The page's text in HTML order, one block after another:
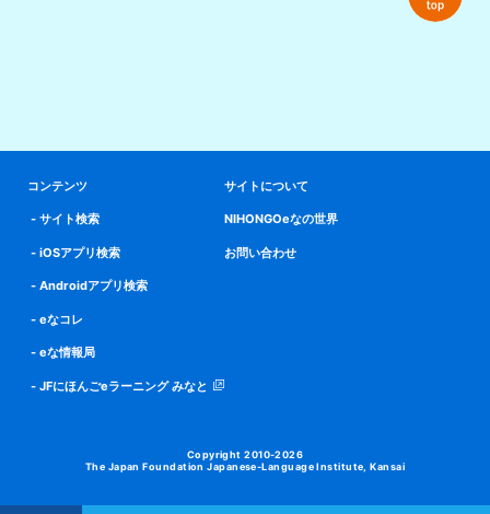
コンテンツ
サイト検索
iOSアプリ検索
Androidアプリ検索
eなコレ
eな情報局
JFにほんごeラーニング みなと
サイトについて
NIHONGOeなの世界
お問い合わせ
Copyright 2010-2026
The Japan Foundation Japanese-Language Institute, Kansai